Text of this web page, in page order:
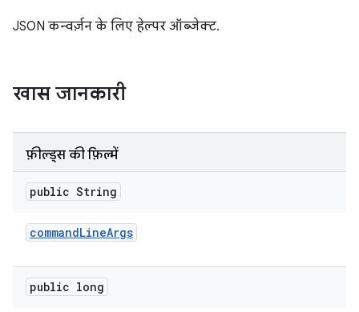
JSON कन्वर्ज़न के लिए हेल्पर ऑब्जेक्ट.
खास जानकारी
फ़ील्ड्स की फ़िल्में
public String
commandLineArgs
public long